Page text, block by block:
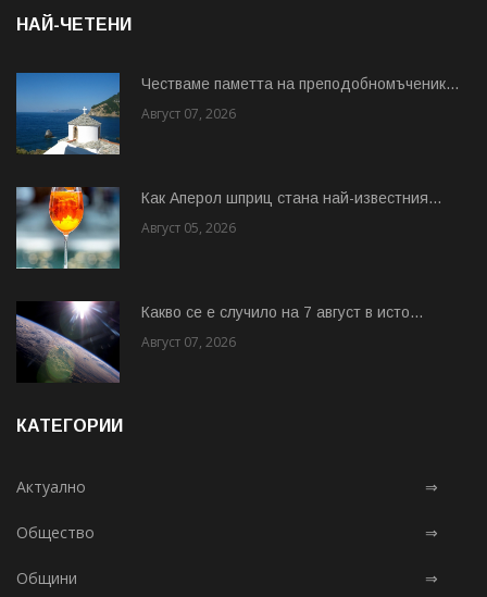
НАЙ-ЧЕТЕНИ
Честваме паметта на преподобномъченик...
Август 07, 2026
Как Аперол шприц стана най-известния...
Август 05, 2026
Какво се е случило на 7 август в исто...
Август 07, 2026
КАТЕГОРИИ
Актуално ⇒
Общество ⇒
Общини ⇒